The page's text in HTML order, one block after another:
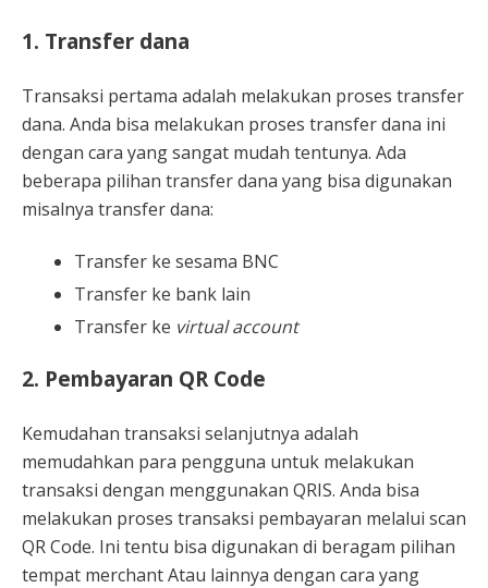
1. Transfer dana
Transaksi pertama adalah melakukan proses transfer
dana. Anda bisa melakukan proses transfer dana ini
dengan cara yang sangat mudah tentunya. Ada
beberapa pilihan transfer dana yang bisa digunakan
misalnya transfer dana:
Transfer ke sesama BNC
Transfer ke bank lain
Transfer ke virtual account
2. Pembayaran QR Code
Kemudahan transaksi selanjutnya adalah
memudahkan para pengguna untuk melakukan
transaksi dengan menggunakan QRIS. Anda bisa
melakukan proses transaksi pembayaran melalui scan
QR Code. Ini tentu bisa digunakan di beragam pilihan
tempat merchant Atau lainnya dengan cara yang